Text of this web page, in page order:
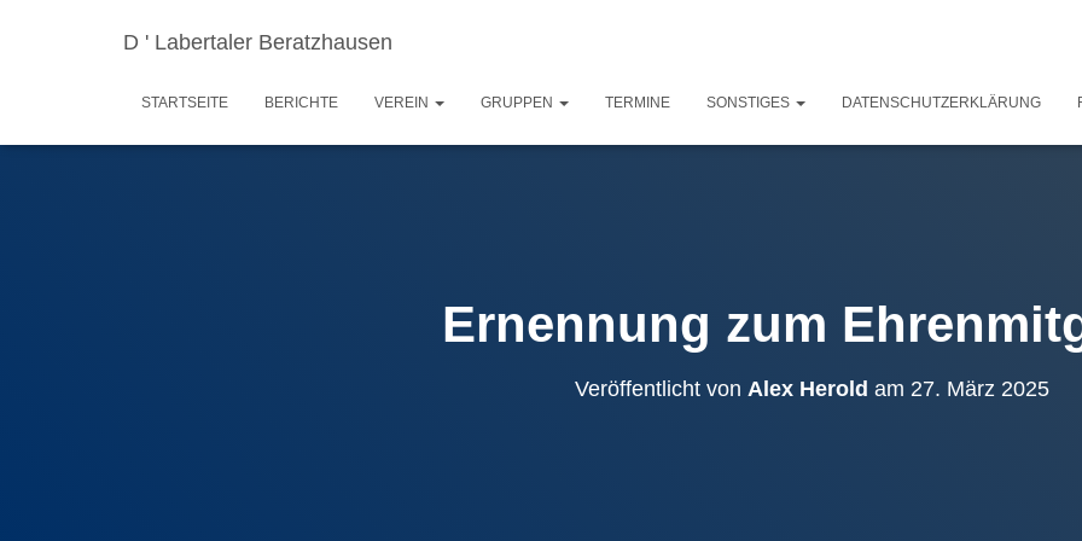
D ' Labertaler Beratzhausen
STARTSEITE BERICHTE VEREIN GRUPPEN TERMINE SONSTIGES DATENSCHUTZERKLÄRUNG
Ernennung zum
Veröffentlicht von Alex Herold am 27. März 2025